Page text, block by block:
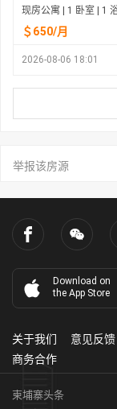
现房公寓 | 1 卧室 | 1
＄650/月
2026-08-06 18:01
举报该房源
Download on
the App Store
关于我们 意见反馈
商务合作
柬埔寨头条